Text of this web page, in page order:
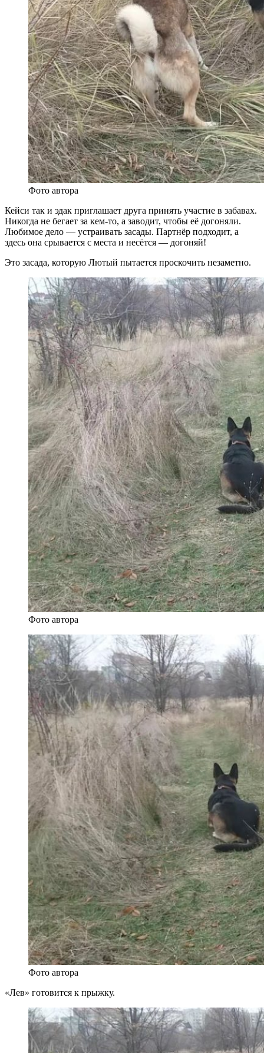
Фото автора
Кейси так и эдак приглашает друга принять участие в забавах.
Никогда не бегает за кем-то, а заводит, чтобы её догоняли.
Любимое дело — устраивать засады. Партнёр подходит, а
здесь она срывается с места и несётся — догоняй!
Это засада, которую Лютый пытается проскочить незаметно.
Фото автора
Фото автора
«Лев» готовится к прыжку.